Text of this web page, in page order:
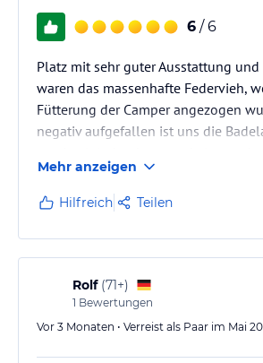
6 / 6
Platz mit sehr guter Ausstattung und
waren das massenhafte Federvieh,
Fütterung der Camper angezogen
negativ aufgefallen ist uns die
Eindruck machte. Niemand war
Wasser zu steigen.
Mehr anzeigen
Hilfreich Teilen
Rolf (71+)
1 Bewertungen
Vor 3 Monaten • Verreist als Paar im Mai